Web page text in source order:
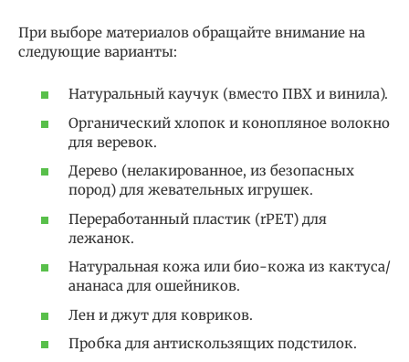
При выборе материалов обращайте внимание на
следующие варианты:
Натуральный каучук (вместо ПВХ и винила).
Органический хлопок и конопляное волокно
для веревок.
Дерево (нелакированное, из безопасных
пород) для жевательных игрушек.
Переработанный пластик (rPET) для
лежанок.
Натуральная кожа или био-кожа из кактуса/
ананаса для ошейников.
Лен и джут для ковриков.
Пробка для антискользящих подстилок.